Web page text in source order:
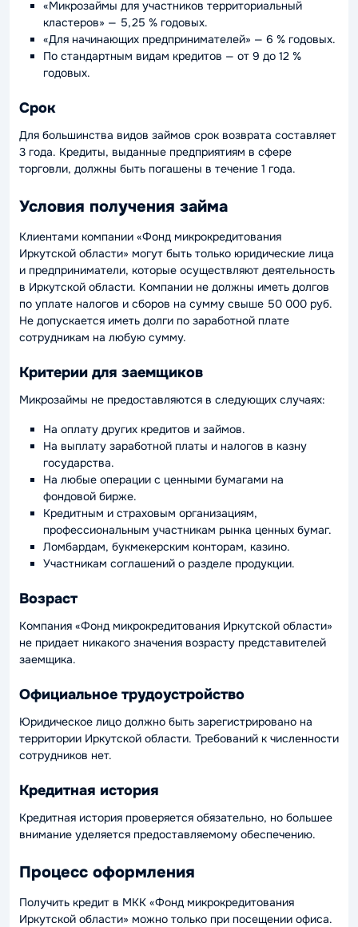
«Микрозаймы для участников территориальный
кластеров» — 5,25 % годовых.
«Для начинающих предпринимателей» — 6 % годовых.
По стандартным видам кредитов — от 9 до 12 %
годовых.
Срок
Для большинства видов займов срок возврата составляет
3 года. Кредиты, выданные предприятиям в сфере
торговли, должны быть погашены в течение 1 года.
Условия получения займа
Клиентами компании «Фонд микрокредитования
Иркутской области» могут быть только юридические лица
и предприниматели, которые осуществляют деятельность
в Иркутской области. Компании не должны иметь долгов
по уплате налогов и сборов на сумму свыше 50 000 руб.
Не допускается иметь долги по заработной плате
сотрудникам на любую сумму.
Критерии для заемщиков
Микрозаймы не предоставляются в следующих случаях:
На оплату других кредитов и займов.
На выплату заработной платы и налогов в казну
государства.
На любые операции с ценными бумагами на
фондовой бирже.
Кредитным и страховым организациям,
профессиональным участникам рынка ценных бумаг.
Ломбардам, букмекерским конторам, казино.
Участникам соглашений о разделе продукции.
Возраст
Компания «Фонд микрокредитования Иркутской области»
не придает никакого значения возрасту представителей
заемщика.
Официальное трудоустройство
Юридическое лицо должно быть зарегистрировано на
территории Иркутской области. Требований к численности
сотрудников нет.
Кредитная история
Кредитная история проверяется обязательно, но большее
внимание уделяется предоставляемому обеспечению.
Процесс оформления
Получить кредит в МКК «Фонд микрокредитования
Иркутской области» можно только при посещении офиса.